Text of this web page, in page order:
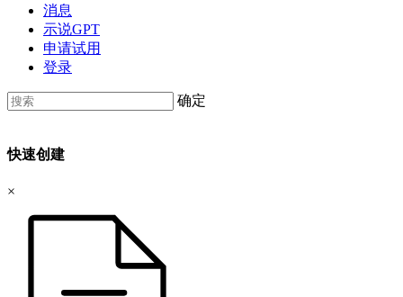
消息
示说GPT
申请试用
登录
确定
快速创建
×